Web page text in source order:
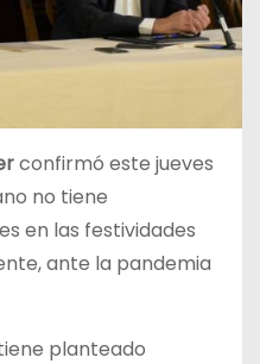
confirmó este jueves
no tiene
en las festividades
ante la pandemia
planteado